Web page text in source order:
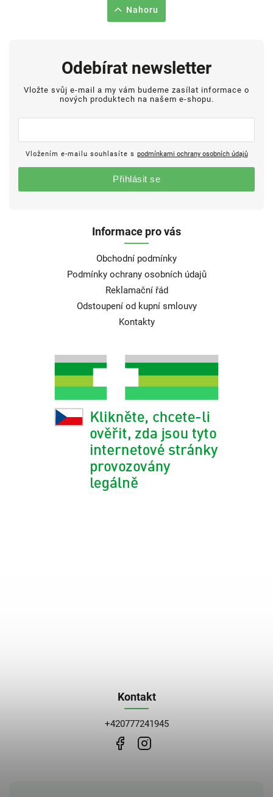
Nahoru
Informace pro vás
Obchodní podmínky
Podmínky ochrany osobních údajů
Reklamační řád
Odstoupení od kupní smlouvy
Kontakty
Odebírat newsletter
Vložte svůj e-mail a my vám budeme zasílat informace o
nových produktech na našem e-shopu.
Vložením e-mailu souhlasíte s podmínkami ochrany osobních údajů
Přihlásit se
Kontakt
+420777241945